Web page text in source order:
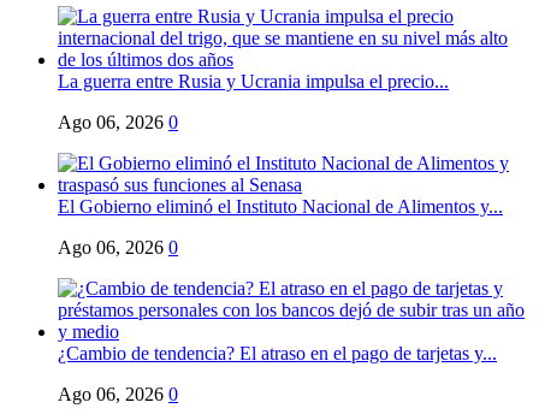
La guerra entre Rusia y Ucrania impulsa el precio...
Ago 06, 2026 0
El Gobierno eliminó el Instituto Nacional de Alimentos y...
Ago 06, 2026 0
¿Cambio de tendencia? El atraso en el pago de tarjetas y...
Ago 06, 2026 0